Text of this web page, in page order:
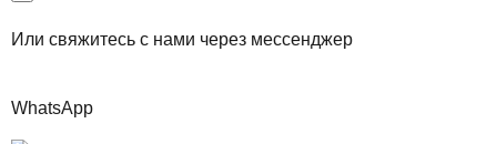
Или свяжитесь с нами через мессенджер
WhatsApp